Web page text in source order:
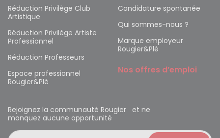
Réduction Privilège Club
Artistique
Réduction Privilège Artiste
Professionnel
Réduction Professeurs
Espace professionnel
Rougier&Plé
Candidature spontanée
Qui sommes-nous ?
Marque employeur
Rougier&Plé
Nos offres d’emploi
Rejoignez la communauté Rougier et ne
manquez aucune opportunité